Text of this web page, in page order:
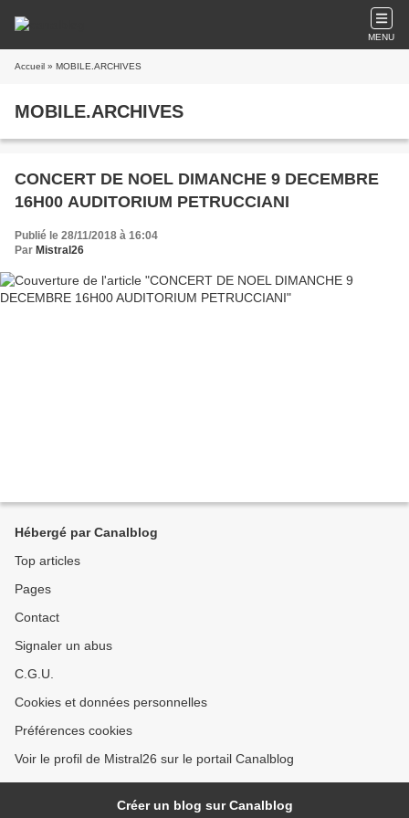
MENU
Accueil » MOBILE.ARCHIVES
MOBILE.ARCHIVES
CONCERT DE NOEL DIMANCHE 9 DECEMBRE
16H00 AUDITORIUM PETRUCCIANI
Publié le 28/11/2018 à 16:04
Par Mistral26
Hébergé par Canalblog
Top articles
Pages
Contact
Signaler un abus
C.G.U.
Cookies et données personnelles
Préférences cookies
Voir le profil de Mistral26 sur le portail Canalblog
Créer un blog sur Canalblog